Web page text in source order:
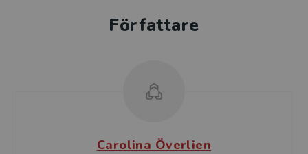
Författare
Carolina Överlien